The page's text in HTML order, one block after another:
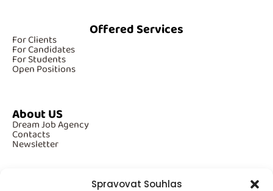
Spravovat Souhlas
Offered Services
For Clients
For Candidates
For Students
Open Positions
About US
Dream Job Agency
Contacts
Newsletter